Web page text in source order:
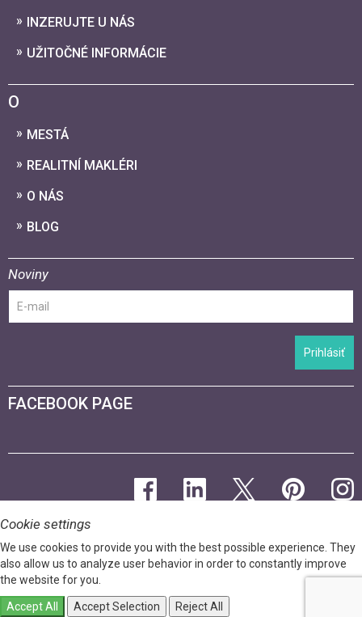
INZERUJTE U NÁS
UŽITOČNÉ INFORMÁCIE
O
MESTÁ
REALITNÍ MAKLÉRI
O NÁS
BLOG
Noviny
Prihlásiť
FACEBOOK PAGE
Cookie settings
We use cookies to provide you with the best possible experience. They
also allow us to analyze user behavior in order to constantly improve
the website for you.
Accept All Accept Selection Reject All